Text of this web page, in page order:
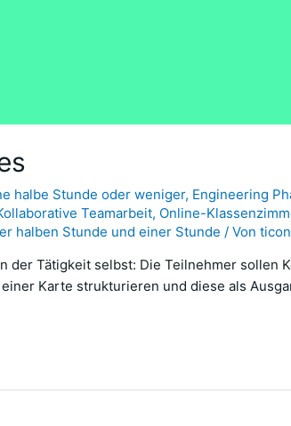
halbe Stunde oder weniger, Engineering
Teamarbeit, Online-
halben Stunde und einer Stunde / Von
der Tätigkeit selbst: Die Teilnehmer sollen
Karte strukturieren und diese als